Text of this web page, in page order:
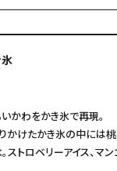
FAQ
FAQ
Language
中文（繁）
かわをかき氷で再現。
かけたかき氷の中には
ストロベリーアイス、マ